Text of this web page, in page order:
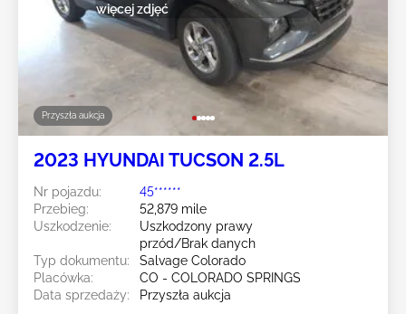
Przyszła aukcja
więcej zdjęć
2023 HYUNDAI TUCSON 2.5L
Nr pojazdu:
45******
Przebieg:
52,879 mile
Uszkodzenie:
Uszkodzony prawy
przód/Brak danych
Typ dokumentu:
Salvage Colorado
Placówka:
CO - COLORADO SPRINGS
Data sprzedaży:
Przyszła aukcja